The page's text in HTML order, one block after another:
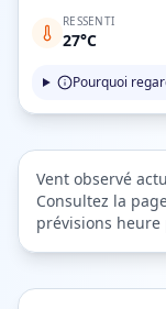
RESSENTI
27°C
Pourquoi
Vent observé
Consultez la
prévisions